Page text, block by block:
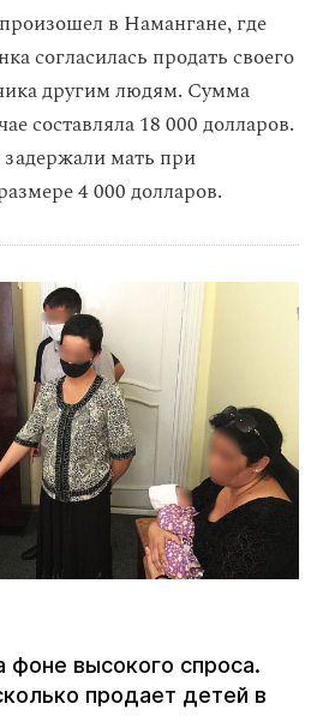
в Намангане, где
согласилась продать своего
другим людям. Сумма
составляла 18 000 долларов.
мать при
4 000 долларов.
фоне высокого спроса.
продает детей в